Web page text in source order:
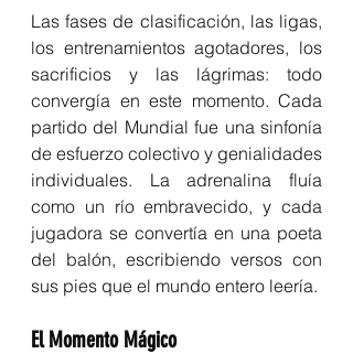
Las fases de clasificación, las ligas,
los entrenamientos agotadores, los
sacrificios y las lágrimas: todo
convergía en este momento. Cada
partido del Mundial fue una sinfonía
de esfuerzo colectivo y genialidades
individuales. La adrenalina fluía
como un río embravecido, y cada
jugadora se convertía en una poeta
del balón, escribiendo versos con
sus pies que el mundo entero leería.
El Momento Mágico